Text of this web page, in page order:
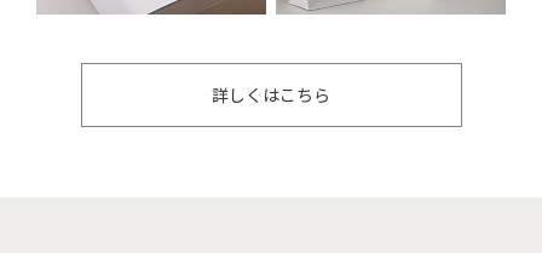
詳しくはこちら